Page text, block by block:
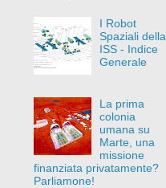
I Robot
Spaziali della
ISS - Indice
Generale
La prima
colonia
umana su
Marte, una
missione
finanziata privatamente?
Parliamone!